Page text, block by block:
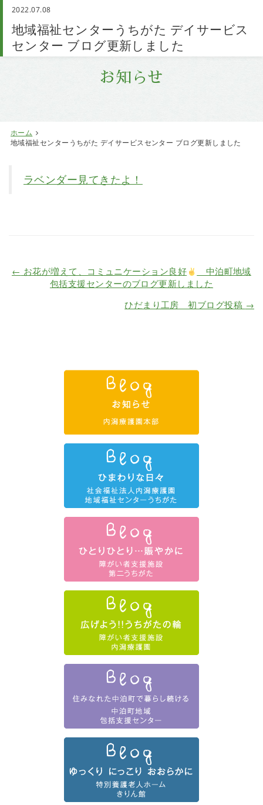
お知らせ
ホーム
地域福祉センターうちがた デイサービスセンター ブログ更新しました
2022.07.08
地域福祉センターうちがた デイサービス
センター ブログ更新しました
ラベンダー見てきたよ！
← お花が増えて、コミュニケーション良好
中泊町地域
包括支援センターのブログ更新しました
ひだまり工房 初ブログ投稿 →